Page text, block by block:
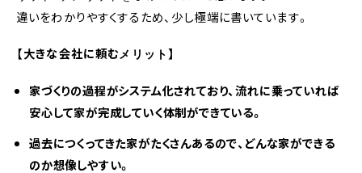
違いをわかりやすくするため、少し極端に書いています。
【大きな会社に頼むメリット】
家づくりの過程がシステム化されており、流れに乗っていれば
安心して家が完成していく体制ができている。
過去につくってきた家がたくさんあるので、どんな家ができる
のか想像しやすい。